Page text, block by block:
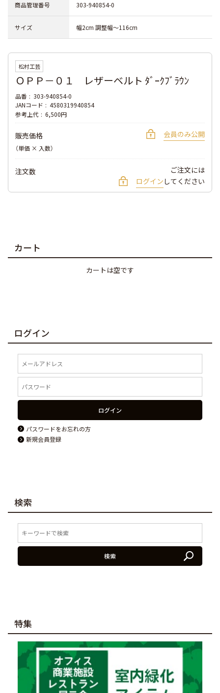
商品管理番号 303-940854-0
サイズ 幅2cm 調整幅～116cm
松村工芸
ＯＰＰ－０１ レザーベルト ﾀﾞｰｸﾌﾞﾗｳﾝ
品番
303-940854-0
JANコード
4580319940854
参考上代
6,500円
販売価格
（単価 × 入数）
会員のみ公開
注文数
ご注文には
ログイン してください
カート
カートは空です
ログイン
ログイン
パスワードをお忘れの方
新規会員登録
検索
検索
特集